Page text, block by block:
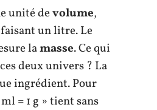
unité devolume,
un litre. Le
lamasse. Ce qui
deux univers ? La
ingrédient. Pour
= 1 g » tient sans